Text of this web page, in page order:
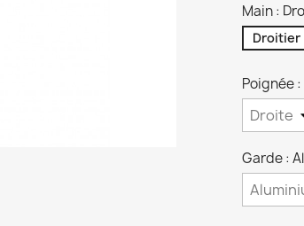
Main :
Droitier
Poignée
Garde :